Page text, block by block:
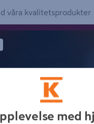
SOLSTICKAN
med